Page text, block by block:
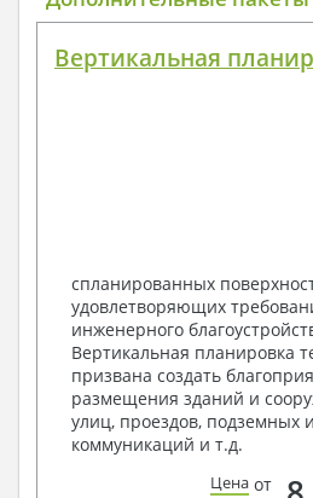
Поэтажные
Разрезы и состав
Фасады с ведомостью
Элементы проемов –
Ведомость перемычек
Архитектурные узлы в
2. Конструктивный раздел:
Общие данные по
Схемы расположения и
Элементы каркаса –
Схема расположения
Опоры перекрытия на
Вертикальная
спланированных
удовлетворяющих
инженерного
Вертикальная планировка
призвана создать
размещения зданий и
улиц, проездов, подземных
коммуникаций и т.д.
Цена от